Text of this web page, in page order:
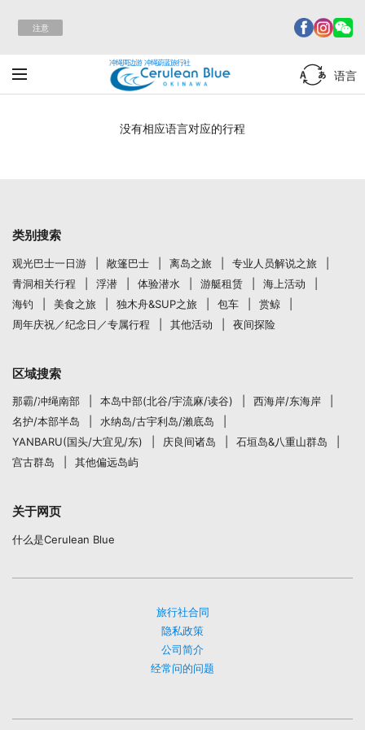
注意
冲绳周边游 冲绳蔚蓝旅行社
语言
没有相应语言对应的行程
类别搜索
观光巴士一日游 敞篷巴士 离岛之旅
专业人员解说之旅
青洞相关行程
浮潜 体验潜水 游艇租赁
海上活动
海钓
美食之旅 独木舟&SUP之旅 包车
赏鲸
周年庆祝／纪念日／专属行程
其他活动 夜间探险
区域搜索
那霸/冲绳南部 本岛中部(北谷/宇流麻/读谷)
西海岸/东海岸
名护/本部半岛
水纳岛/古宇利岛/瀨底岛
YANBARU(国头/大宜见/东)
庆良间诸岛
石垣岛&八重山群岛
宫古群岛
其他偏远岛屿
关于网页
什么是Cerulean Blue
旅行社合同
隐私政策
公司简介
经常问的问题